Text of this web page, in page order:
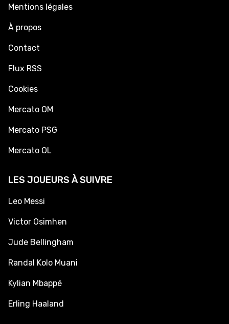
Mentions légales
À propos
Contact
Flux RSS
Cookies
Mercato OM
Mercato PSG
Mercato OL
LES JOUEURS À SUIVRE
Leo Messi
Victor Osimhen
Jude Bellingham
Randal Kolo Muani
Kylian Mbappé
Erling Haaland